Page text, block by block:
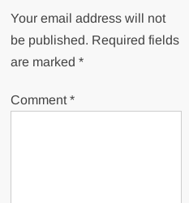
Your email address will not
be published. Required fields
are marked*
Comment*